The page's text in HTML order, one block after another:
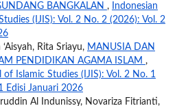
BANGKALAN ,
Indonesian
(IJIS): Vol. 2 No. 2 (2026): Vol. 2
Rita Sriayu, MANUSIA DAN
PENDIDIKAN AGAMA ISLAM ,
of Islamic Studies (IJIS): Vol. 2 No. 1
Edisi Januari 2026
Al Indunissy, Novariza Fitrianti,